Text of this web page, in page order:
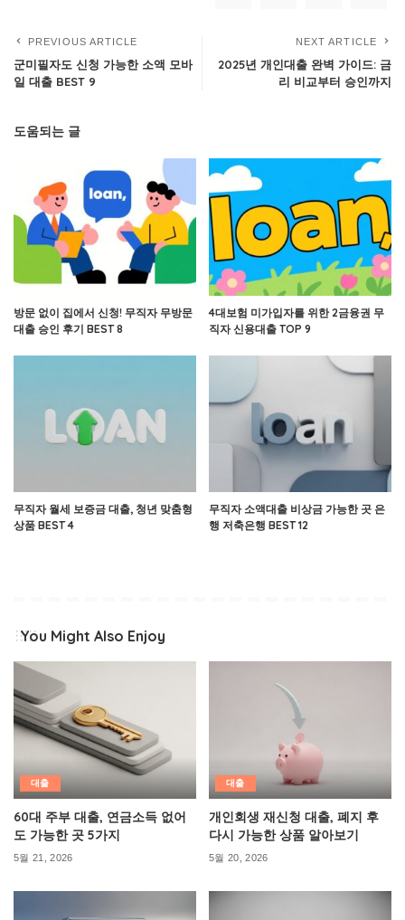
PREVIOUS ARTICLE
군미필자도 신청 가능한 소액 모바
일 대출 BEST 9
NEXT ARTICLE
2025년 개인대출 완벽 가이드: 금
리 비교부터 승인까지
도움되는 글
방문 없이 집에서 신청! 무직자 무방문
대출 승인 후기 BEST 8
4대보험 미가입자를 위한 2금융권 무
직자 신용대출 TOP 9
무직자 월세 보증금 대출, 청년 맞춤형
상품 BEST 4
무직자 소액대출 비상금 가능한 곳 은
행 저축은행 BEST 12
You Might Also Enjoy
대출
60대 주부 대출, 연금소득 없어
도 가능한 곳 5가지
5월 21, 2026
대출
개인회생 재신청 대출, 폐지 후
다시 가능한 상품 알아보기
5월 20, 2026